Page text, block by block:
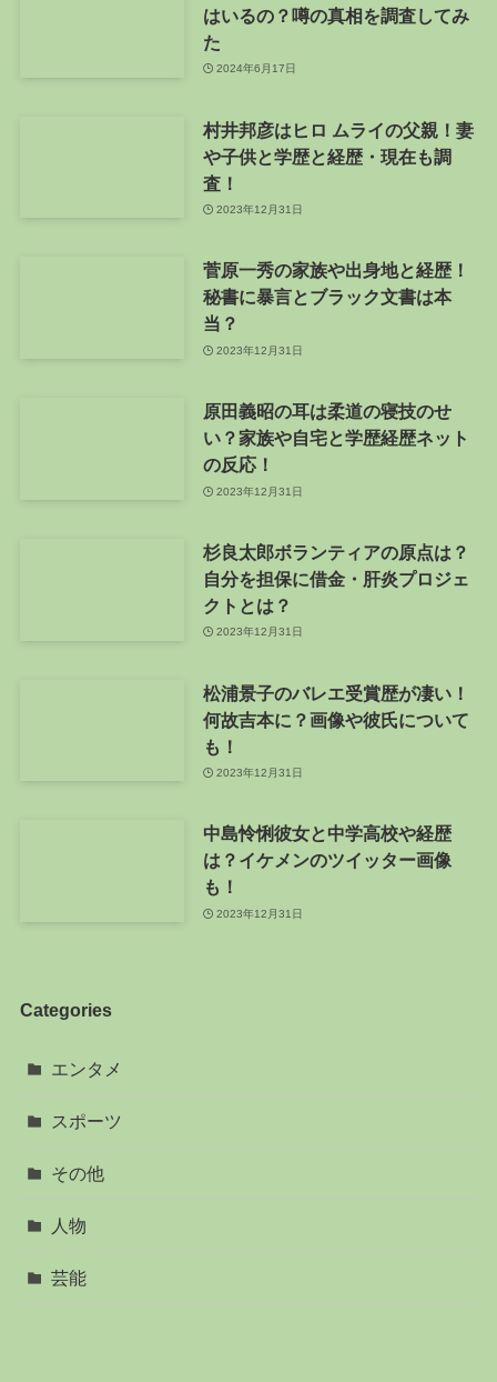
はいるの？噂の真相を調査してみ
た
2024年6月17日
村井邦彦はヒロ ムライの父親！妻
や子供と学歴と経歴・現在も調
査！
2023年12月31日
菅原一秀の家族や出身地と経歴！
秘書に暴言とブラック文書は本
当？
2023年12月31日
原田義昭の耳は柔道の寝技のせ
い？家族や自宅と学歴経歴ネット
の反応！
2023年12月31日
杉良太郎ボランティアの原点は？
自分を担保に借金・肝炎プロジェ
クトとは？
2023年12月31日
松浦景子のバレエ受賞歴が凄い！
何故吉本に？画像や彼氏について
も！
2023年12月31日
中島怜悧彼女と中学高校や経歴
は？イケメンのツイッター画像
も！
2023年12月31日
Categories
エンタメ
スポーツ
その他
人物
芸能